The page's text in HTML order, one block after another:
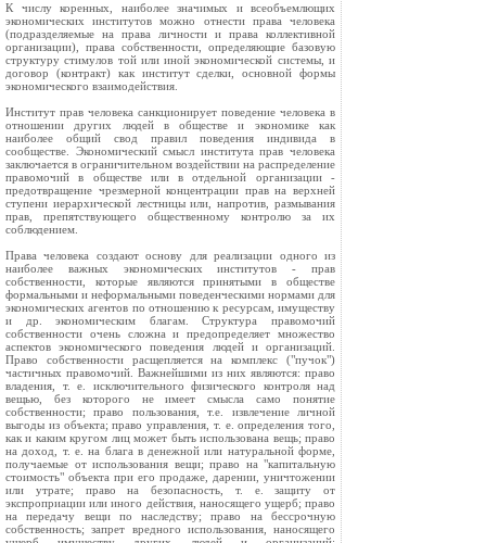
К числу коренных, наиболее значимых и всеобъемлющих
экономических институтов можно отнести права человека
(подразделяемые на права личности и права коллективной
организации), права собственности, определяющие базовую
структуру стимулов той или иной экономической системы, и
договор (контракт) как институт сделки, основной формы
экономического взаимодействия.
Институт прав человека санкционирует поведение человека в
отношении других людей в обществе и экономике как
наиболее общий свод правил поведения индивида в
сообществе. Экономический смысл института прав человека
заключается в ограничительном воздействии на распределение
правомочий в обществе или в отдельной организации -
предотвращение чрезмерной концентрации прав на верхней
ступени иерархической лестницы или, напротив, размывания
прав, препятствующего общественному контролю за их
соблюдением.
Права человека создают основу для реализации одного из
наиболее важных экономических институтов - прав
собственности, которые являются принятыми в обществе
формальными и неформальными поведенческими нормами для
экономических агентов по отношению к ресурсам, имуществу
и др. экономическим благам. Структура правомочий
собственности очень сложна и предопределяет множество
аспектов экономического поведения людей и организаций.
Право собственности расщепляется на комплекс ("пучок")
частичных правомочий. Важнейшими из них являются: право
владения, т. е. исключительного физического контроля над
вещью, без которого не имеет смысла само понятие
собственности; право пользования, т.е. извлечение личной
выгоды из объекта; право управления, т. е. определения того,
как и каким кругом лиц может быть использована вещь; право
на доход, т. е. на блага в денежной или натуральной форме,
получаемые от использования вещи; право на "капитальную
стоимость" объекта при его продаже, дарении, уничтожении
или утрате; право на безопасность, т. е. защиту от
экспроприации или иного действия, наносящего ущерб; право
на передачу вещи по наследству; право на бессрочную
собственность; запрет вредного использования, наносящего